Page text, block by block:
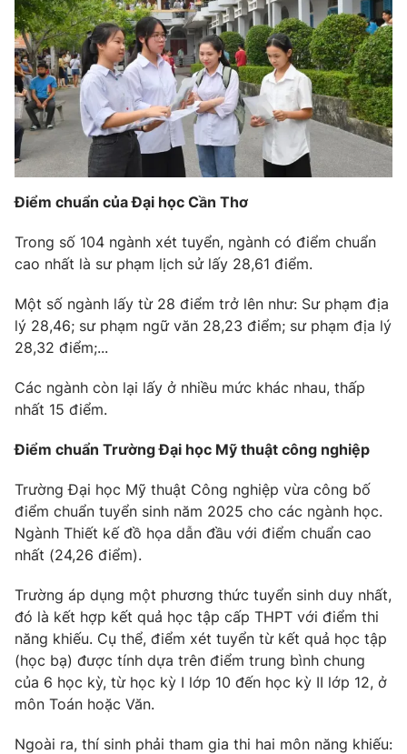
Điểm chuẩn của Đại học Cần Thơ
Trong số 104 ngành xét tuyển, ngành có điểm chuẩn
cao nhất là sư phạm lịch sử lấy 28,61 điểm.
Một số ngành lấy từ 28 điểm trở lên như: Sư phạm địa
lý 28,46; sư phạm ngữ văn 28,23 điểm; sư phạm địa lý
28,32 điểm;...
Các ngành còn lại lấy ở nhiều mức khác nhau, thấp
nhất 15 điểm.
Điểm chuẩn Trường Đại học Mỹ thuật công nghiệp
Trường Đại học Mỹ thuật Công nghiệp vừa công bố
điểm chuẩn tuyển sinh năm 2025 cho các ngành học.
Ngành Thiết kế đồ họa dẫn đầu với điểm chuẩn cao
nhất (24,26 điểm).
Trường áp dụng một phương thức tuyển sinh duy nhất,
đó là kết hợp kết quả học tập cấp THPT với điểm thi
năng khiếu. Cụ thể, điểm xét tuyển từ kết quả học tập
(học bạ) được tính dựa trên điểm trung bình chung
của 6 học kỳ, từ học kỳ I lớp 10 đến học kỳ II lớp 12, ở
môn Toán hoặc Văn.
Ngoài ra, thí sinh phải tham gia thi hai môn năng khiếu: